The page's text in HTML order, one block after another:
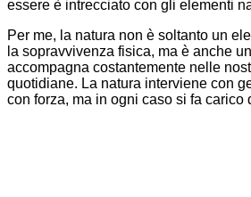
essere è intrecciato con gli elementi
Per me, la natura non è soltanto un
la sopravvivenza fisica, ma è anche
accompagna costantemente nelle
quotidiane. La natura interviene con
con forza, ma in ogni caso si fa carico